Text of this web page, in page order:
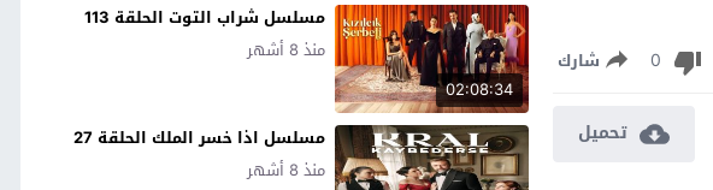
0 شارك
تحميل
02:08:34
مسلسل شراب التوت الحلقة 113
منذ 8 أشهر
مسلسل اذا خسر الملك الحلقة 27
منذ 8 أشهر